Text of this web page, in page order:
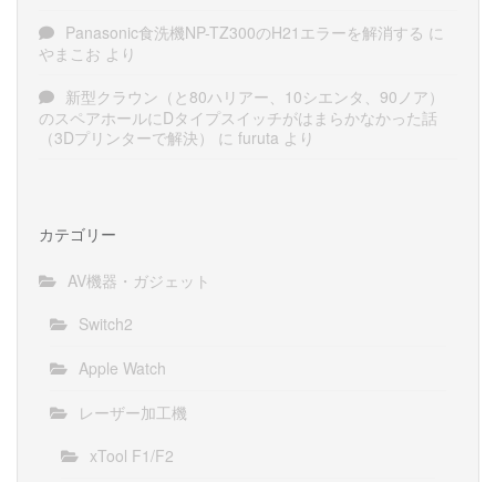
Panasonic食洗機NP-TZ300のH21エラーを解消する に
やまこお より
新型クラウン（と80ハリアー、10シエンタ、90ノア）
のスペアホールにDタイプスイッチがはまらかなかった話
（3Dプリンターで解決）
に furuta より
カテゴリー
AV機器・ガジェット
Switch2
Apple Watch
レーザー加工機
xTool F1/F2